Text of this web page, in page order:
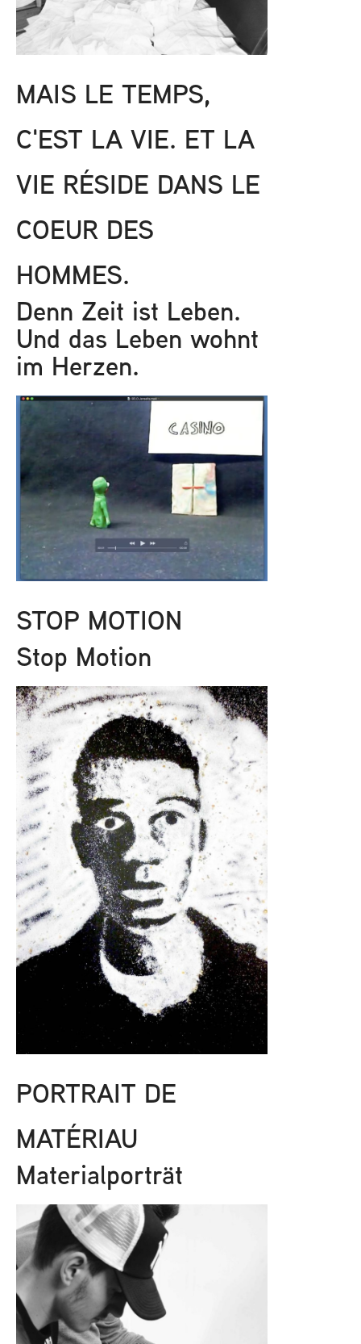
MAIS LE TEMPS,
C'EST LA VIE. ET LA
VIE RÉSIDE DANS LE
COEUR DES
HOMMES.
Denn Zeit ist Leben.
Und das Leben wohnt
im Herzen.
STOP MOTION
Stop Motion
PORTRAIT DE
MATÉRIAU
Materialporträt